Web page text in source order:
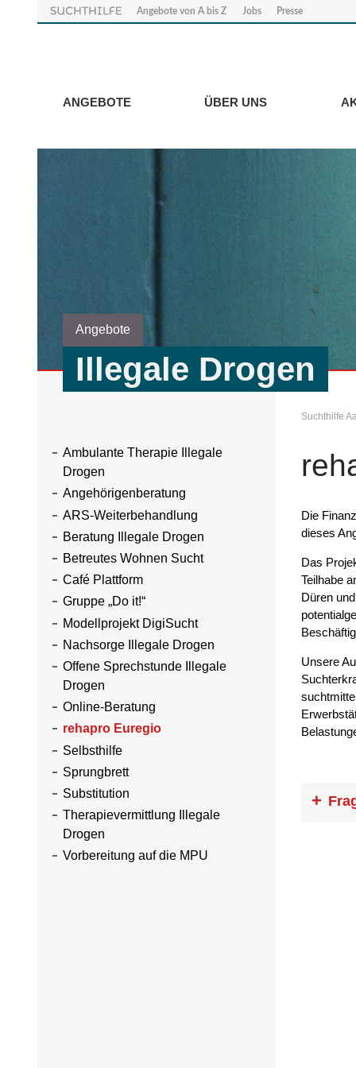
Angebote von A bis Z Jobs Presse
ANGEBOTE ÜBER UNS
Angebote
Illegale Drogen
Ambulante Therapie Illegale
Drogen
Angehörigenberatung
ARS-Weiterbehandlung
Beratung Illegale Drogen
Betreutes Wohnen Sucht
Café Plattform
Gruppe „Do it!“
Modellprojekt DigiSucht
Nachsorge Illegale Drogen
Offene Sprechstunde Illegale
Drogen
Online-Beratung
rehapro Euregio
Selbsthilfe
Sprungbrett
Substitution
Therapievermittlung Illegale
Drogen
Vorbereitung auf die MPU
Suchthilfe
Die
dieses
Das
Teilhabe
Düren
Unsere